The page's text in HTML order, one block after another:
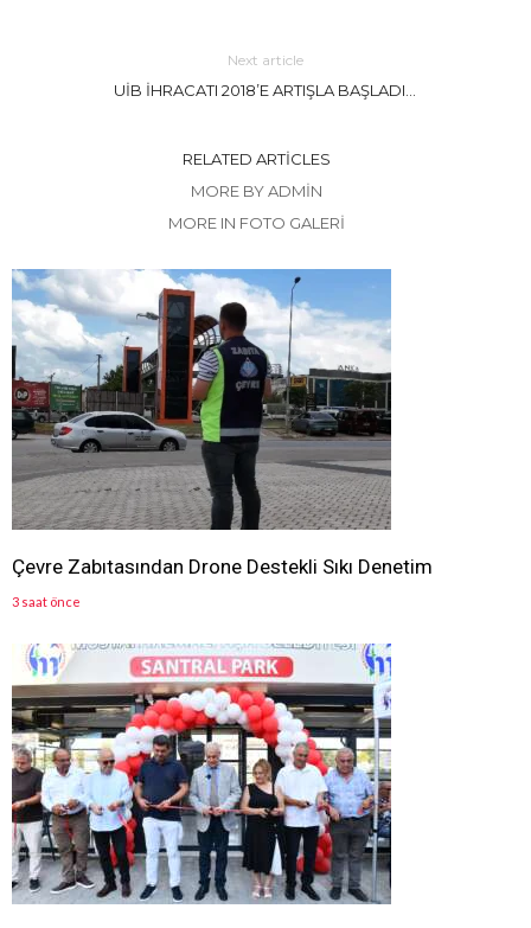
Next article
UİB İHRACATI 2018’E ARTIŞLA BAŞLADI…
RELATED ARTICLES
MORE BY ADMIN
MORE IN FOTO GALERİ
Çevre Zabıtasından Drone Destekli Sıkı Denetim
3 saat önce